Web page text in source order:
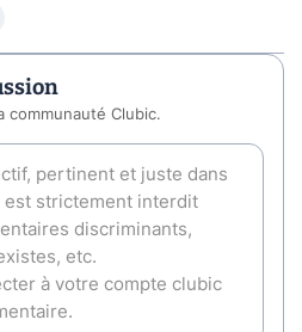
communauté Clubic.